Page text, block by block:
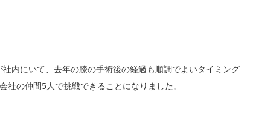
内にいて、 去年の膝の手術後の経過も順調でよいタイミング
社の仲間5人で挑戦できることになりました。